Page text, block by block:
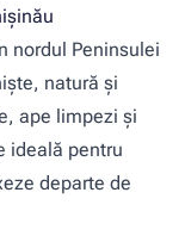
nordul Peninsulei
natură și
ape limpezi și
ideală pentru
departe de